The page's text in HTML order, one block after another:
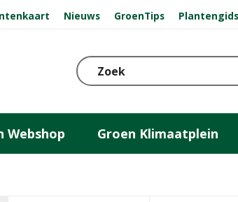
Nieuws GroenTips Plantengids
Webshop Groen Klimaatplein